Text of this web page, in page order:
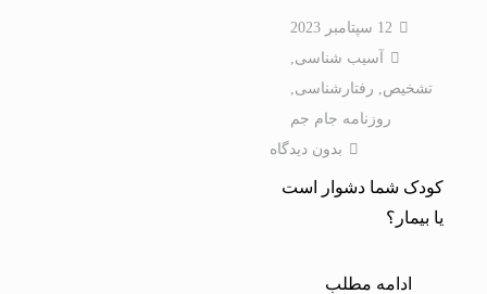
12 سپتامبر 2023
آسیب شناسی,
تشخیص,رفتارشناسی,
روزنامه جام جم
بدون دیدگاه
کودک شما دشوار است
یا بیمار؟
ادامه مطلب